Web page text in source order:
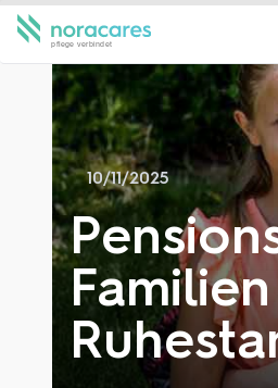
10/11/2025